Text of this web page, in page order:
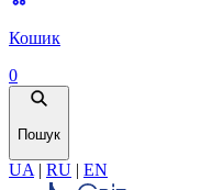
Кошик
0
Пошук
UA | RU | EN